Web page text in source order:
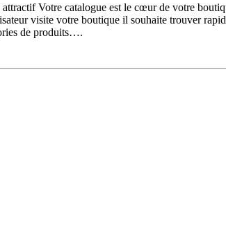
Votre catalogue est le cœur de votre
visite votre boutique il souhaite trouver
de produits….